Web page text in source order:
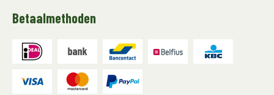
Betaalmethoden